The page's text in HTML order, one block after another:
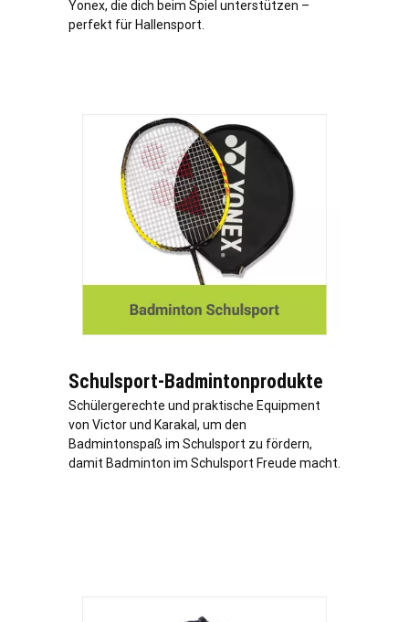
Yonex, die dich beim Spiel unterstützen –
perfekt für Hallensport.
Schulsport-Badmintonprodukte
Schülergerechte und praktische Equipment
von Victor und Karakal, um den
Badmintonspaß im Schulsport zu fördern,
damit Badminton im Schulsport Freude macht.